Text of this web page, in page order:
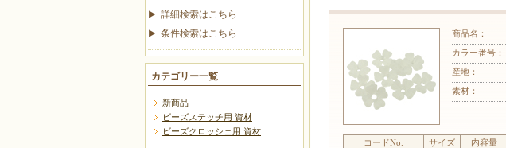
商品名：
カラー番号：
産地：
素材：
コードNo. サイズ 内容量
詳細検索はこちら
条件検索はこちら
カテゴリー一覧
新商品
ビーズステッチ用 資材
ビーズクロッシェ用 資材